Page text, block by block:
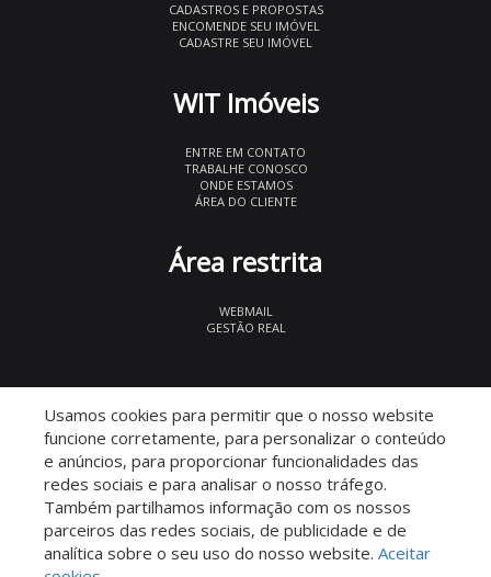
CADASTROS E PROPOSTAS
ENCOMENDE SEU IMÓVEL
CADASTRE SEU IMÓVEL
WIT Imóveis
ENTRE EM CONTATO
TRABALHE CONOSCO
ONDE ESTAMOS
ÁREA DO CLIENTE
Área restrita
WEBMAIL
GESTÃO REAL
Descomplicado por:
Usamos cookies para permitir que o nosso website
funcione corretamente, para personalizar o conteúdo
e anúncios, para proporcionar funcionalidades das
redes sociais e para analisar o nosso tráfego.
Também partilhamos informação com os nossos
parceiros das redes sociais, de publicidade e de
analítica sobre o seu uso do nosso website. Aceitar